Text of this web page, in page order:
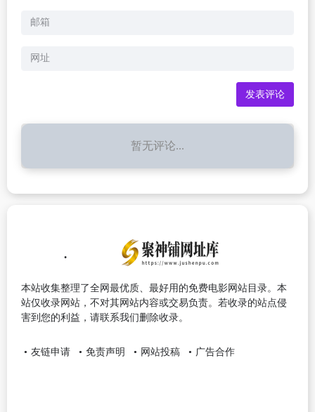
暂无评论...
本站收集整理了全网最优质、最好用的免费电影网站目录。本
站仅收录网站，不对其网站内容或交易负责。若收录的站点侵
害到您的利益，请联系我们删除收录。
友链申请 免责声明 网站投稿 广告合作